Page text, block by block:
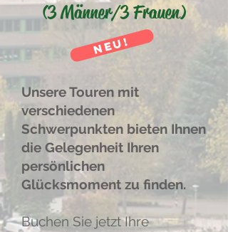
(3 Männer/3 Frauen)
NEU!
Unsere Touren mit
verschiedenen
Schwerpunkten bieten Ihnen
die Gelegenheit Ihren
persönlichen
Glücksmoment zu finden.
Buchen Sie jetzt Ihre